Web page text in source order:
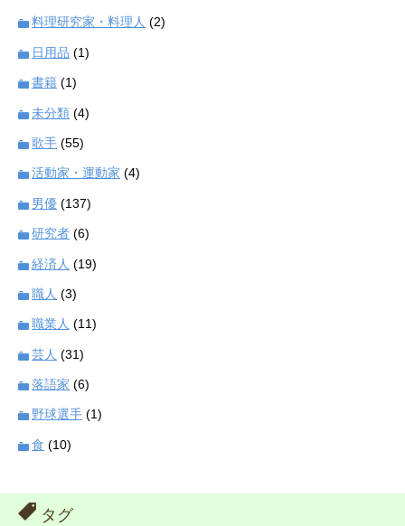
料理研究家・料理人 (2)
日用品 (1)
書籍 (1)
未分類 (4)
歌手 (55)
活動家・運動家 (4)
男優 (137)
研究者 (6)
経済人 (19)
職人 (3)
職業人 (11)
芸人 (31)
落語家 (6)
野球選手 (1)
食 (10)
タグ